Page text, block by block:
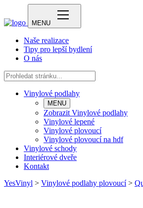
MENU
Naše realizace
Tipy pro lepší bydlení
O nás
Vinylové podlahy
MENU
Zobrazit Vinylové podlahy
Vinylové lepené
Vinylové plovoucí
Vinylové plovoucí na hdf
Vinylové schody
Interiérové dveře
Kontakt
YesVinyl > Vinylové podlahy plovoucí>